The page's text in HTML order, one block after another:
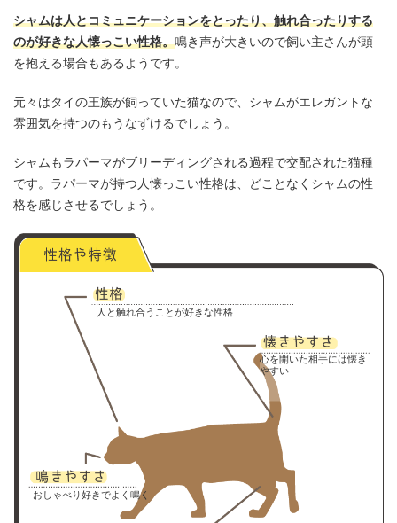
シャムは人とコミュニケーションをとったり、触れ合ったりする
のが好きな人懐っこい性格。鳴き声が大きいので飼い主さんが頭
を抱える場合もあるようです。
元々はタイの王族が飼っていた猫なので、シャムがエレガントな
雰囲気を持つのもうなずけるでしょう。
シャムもラパーマがブリーディングされる過程で交配された猫種
です。ラパーマが持つ人懐っこい性格は、どことなくシャムの性
格を感じさせるでしょう。
人と触れ合うことが好きな性格
心を開いた相手には懐き
やすい
おしゃべり好きでよく鳴く